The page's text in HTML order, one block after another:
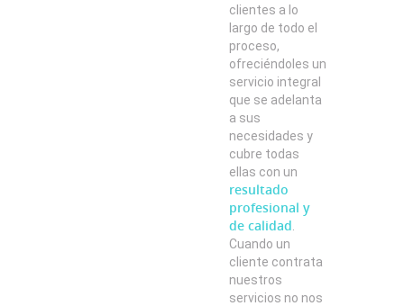
clientes a lo
largo de todo el
proceso,
ofreciéndoles un
servicio integral
que se adelanta
a sus
necesidades y
cubre todas
ellas con un
resultado
profesional y
de calidad
Cuando un
cliente contrata
nuestros
servicios no nos